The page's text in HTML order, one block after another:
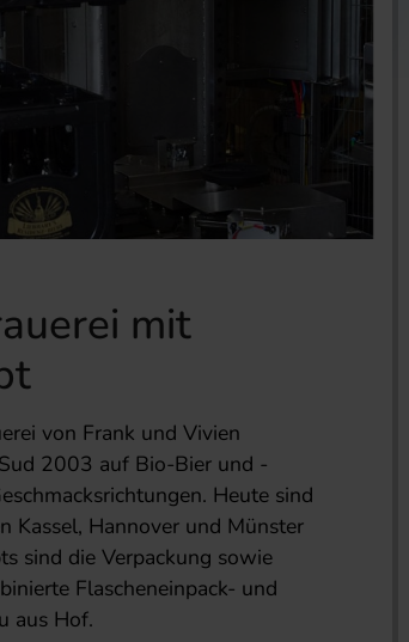
mit
von Frank und Vivien
2003 auf Bio-Bier und -
Heute sind
Kassel, Hannover und Münster
sind die Verpackung sowie
Flascheneinpack- und
aus Hof.